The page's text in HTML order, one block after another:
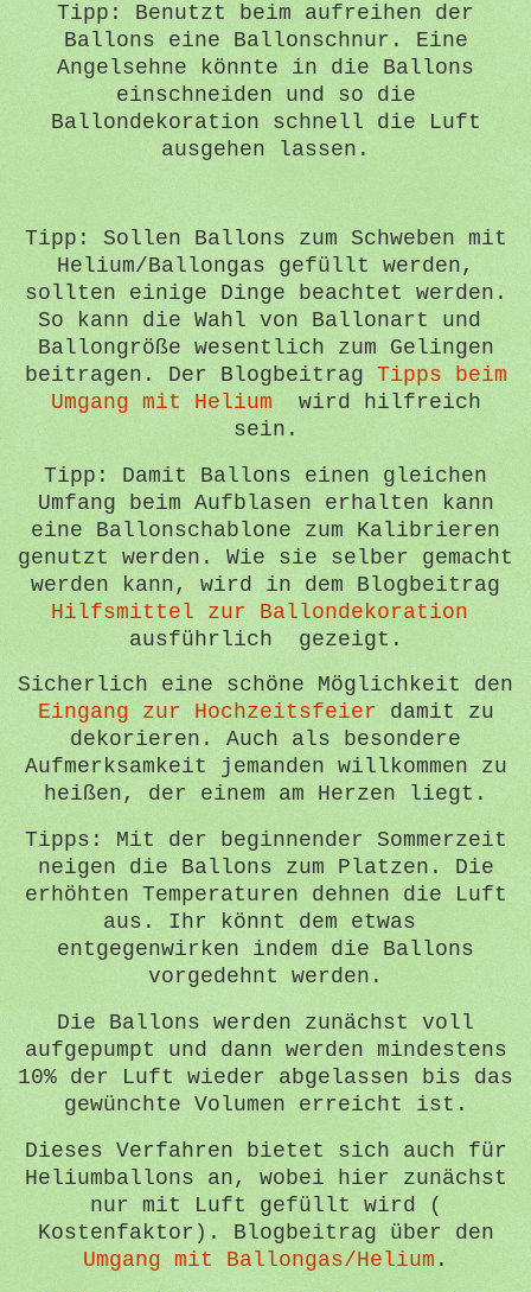
Tipp: Benutzt beim aufreihen der
Ballons eine Ballonschnur. Eine
Angelsehne könnte in die Ballons
einschneiden und so die
Ballondekoration schnell die Luft
ausgehen lassen.
Tipp: Sollen Ballons zum Schweben mit
Helium/Ballongas gefüllt werden,
sollten einige Dinge beachtet werden.
So kann die Wahl von Ballonart und
Ballongröße wesentlich zum Gelingen
beitragen. Der Blogbeitrag Tipps beim
Umgang mit Helium wird hilfreich
sein.
Tipp: Damit Ballons einen gleichen
Umfang beim Aufblasen erhalten kann
eine Ballonschablone zum Kalibrieren
genutzt werden. Wie sie selber gemacht
werden kann, wird in dem Blogbeitrag
Hilfsmittel zur Ballondekoration
ausführlich gezeigt.
Sicherlich eine schöne Möglichkeit den
Eingang zur Hochzeitsfeier damit zu
dekorieren. Auch als besondere
Aufmerksamkeit jemanden willkommen zu
heißen, der einem am Herzen liegt.
Tipps: Mit der beginnender Sommerzeit
neigen die Ballons zum Platzen. Die
erhöhten Temperaturen dehnen die Luft
aus. Ihr könnt dem etwas
entgegenwirken indem die Ballons
vorgedehnt werden.
Die Ballons werden zunächst voll
aufgepumpt und dann werden mindestens
10% der Luft wieder abgelassen bis das
gewünchte Volumen erreicht ist.
Dieses Verfahren bietet sich auch für
Heliumballons an, wobei hier zunächst
nur mit Luft gefüllt wird (
Kostenfaktor). Blogbeitrag über den
Umgang mit Ballongas/Helium .